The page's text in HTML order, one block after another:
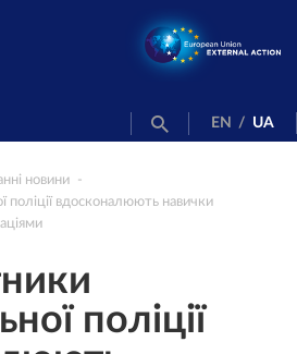
EN / UA
новини
поліції вдосконалюють навички
поліції